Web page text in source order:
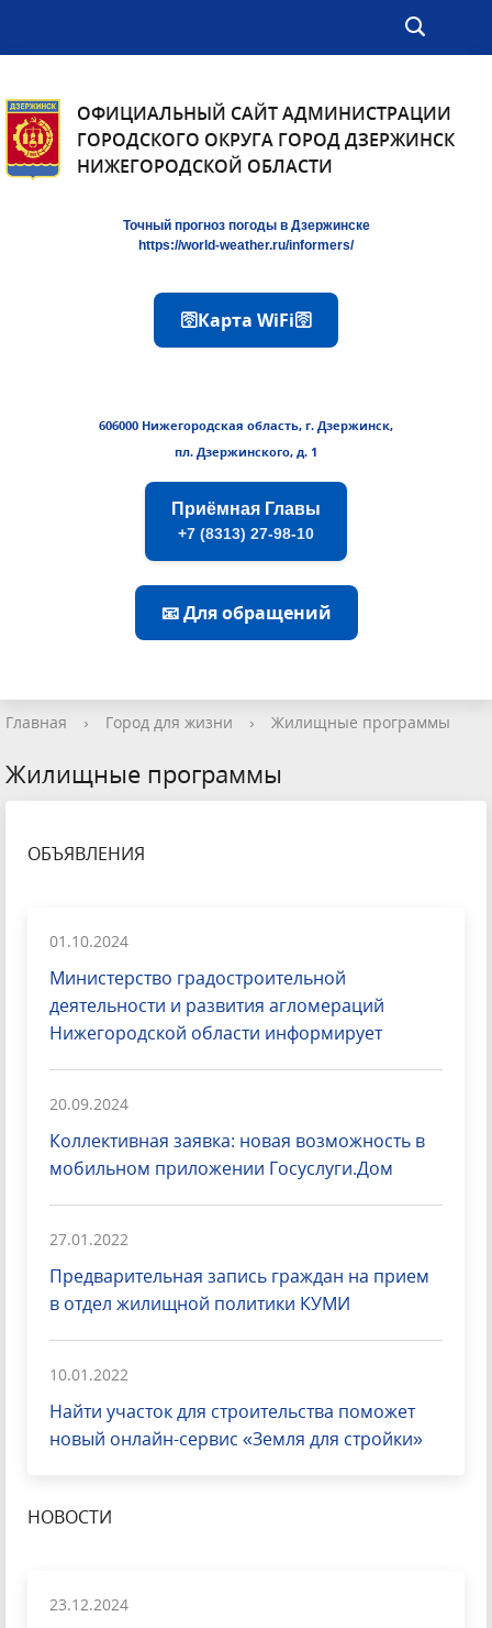
ОФИЦИАЛЬНЫЙ САЙТ АДМИНИСТРАЦИИ
ГОРОДСКОГО ОКРУГА ГОРОД ДЗЕРЖИНСК
НИЖЕГОРОДСКОЙ ОБЛАСТИ
Точный прогноз погоды в Дзержинске
https://world-weather.ru/informers/
🛜Карта WiFi🛜
606000 Нижегородская область, г. Дзержинск,
пл. Дзержинского, д. 1
Приёмная Главы
+7 (8313) 27-98-10
📧 Для обращений
Главная › Город для жизни › Жилищные программы
Жилищные программы
ОБЪЯВЛЕНИЯ
01.10.2024
Министерство градостроительной
деятельности и развития агломераций
Нижегородской области информирует
20.09.2024
Коллективная заявка: новая возможность в
мобильном приложении Госуслуги.Дом
27.01.2022
Предварительная запись граждан на прием
в отдел жилищной политики КУМИ
10.01.2022
Найти участок для строительства поможет
новый онлайн-сервис «Земля для стройки»
НОВОСТИ
23.12.2024